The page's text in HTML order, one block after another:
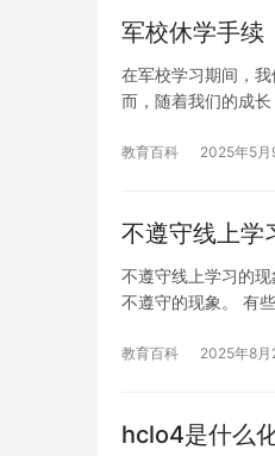
军校休学手续
在军校学习期间，
而，随着我们的成
教育百科 2025年5月
不遵守线上学
不遵守线上学习的
不遵守的现象。 有
教育百科 2025年8月
hclo4是什么